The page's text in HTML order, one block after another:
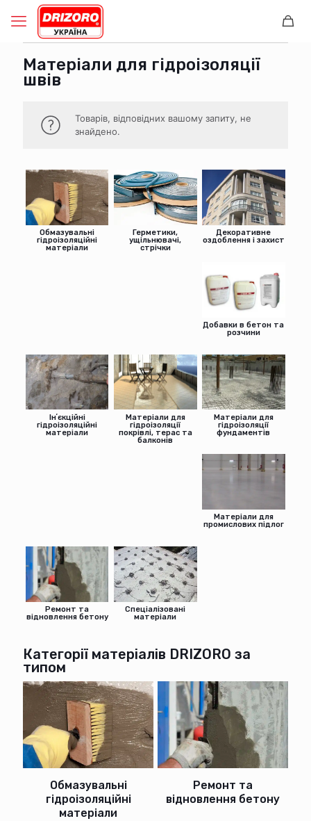
Матеріали для гідроізоляції
швів
Товарів, відповідних вашому запиту, не
знайдено.
Обмазувальні
гідроізоляційні
матеріали
Герметики,
ущільнювачі,
стрічки
Декоративне
оздоблення і захист
Добавки в бетон та
розчини
Інʼєкційні
гідроізоляційні
матеріали
Матеріали для
гідроізоляції
покрівлі, терас та
балконів
Матеріали для
гідроізоляції
фундаментів
Матеріали для
промислових підлог
Ремонт та
відновлення бетону
Спеціалізовані
матеріали
Категорії матеріалів DRIZORO за
типом
Обмазувальні
гідроізоляційні
матеріали
Ремонт та
відновлення бетону